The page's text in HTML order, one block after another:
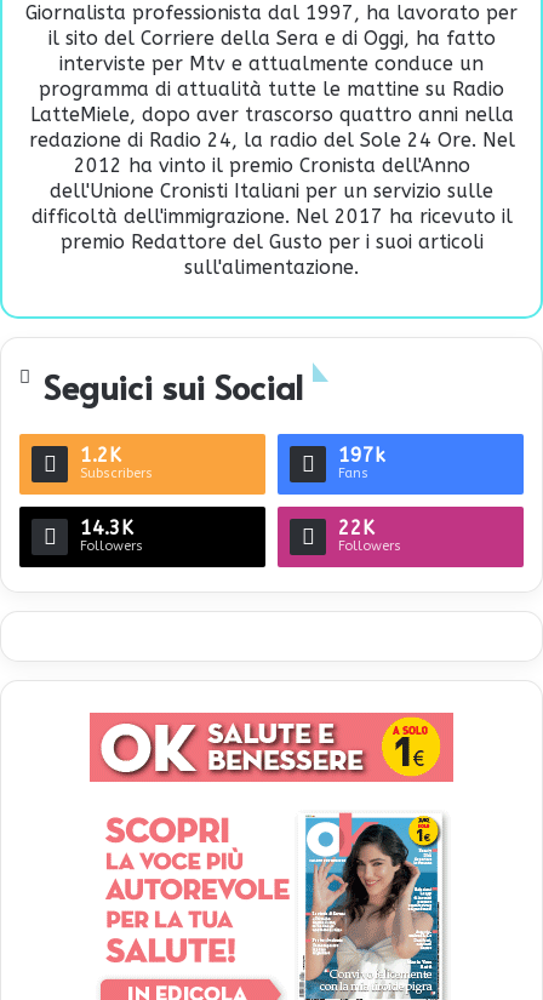
Giornalista professionista dal 1997, ha lavorato per
il sito del Corriere della Sera e di Oggi, ha fatto
interviste per Mtv e attualmente conduce un
programma di attualità tutte le mattine su Radio
LatteMiele, dopo aver trascorso quattro anni nella
redazione di Radio 24, la radio del Sole 24 Ore. Nel
2012 ha vinto il premio Cronista dell'Anno
dell'Unione Cronisti Italiani per un servizio sulle
difficoltà dell'immigrazione. Nel 2017 ha ricevuto il
premio Redattore del Gusto per i suoi articoli
sull'alimentazione.
Seguici sui Social
1.2K
Subscribers
197k
Fans
14.3K
Followers
22K
Followers